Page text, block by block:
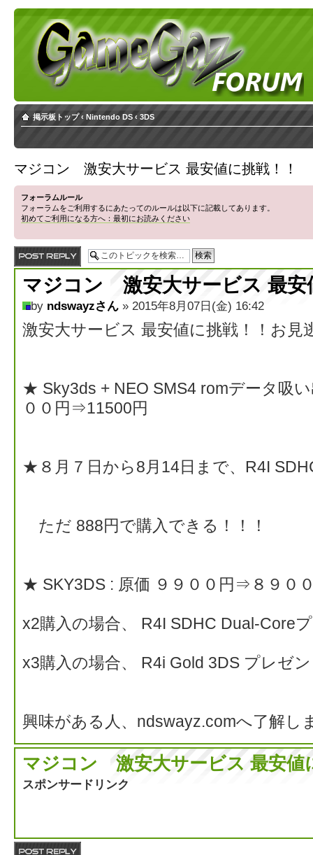
掲示板トップ ‹ Nintendo DS ‹ 3DS
マジコン 激安大サービス 最安値に挑戦！！
フォーラムルール
フォーラムをご利用するにあたってのルールは以下に記載してあります。
初めてご利用になる方へ：最初にお読みください
マジコン 激安大サービス 最安
by ndswayzさん » 2015年8月07日(金) 16:42
激安大サービス 最安値に挑戦！！お見
★ Sky3ds + NEO SMS4 romデータ吸
００円⇒11500円
★８月７日から8月14日まで、R4I
ただ 888円で購入できる！！！
★ SKY3DS : 原価 ９９００円⇒８９０
x2購入の場合、 R4I SDHC Dual-Core
x3購入の場合、 R4i Gold 3DS プレゼ
興味がある人、ndswayz.comへ了解し
マジコン 激安大サービス 最安値
スポンサードリンク